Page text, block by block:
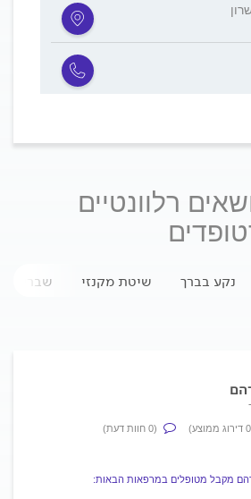
רלוונטיים
נקע בברך שיטת מקנזי שברים
(0 חוות דעת)
מקבל מטופלים במרפאות הבאות: